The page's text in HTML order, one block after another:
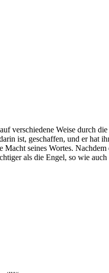
verschiedene Weise durch
ist, geschaffen, und er hat
seines Wortes.
als die Engel, so wie